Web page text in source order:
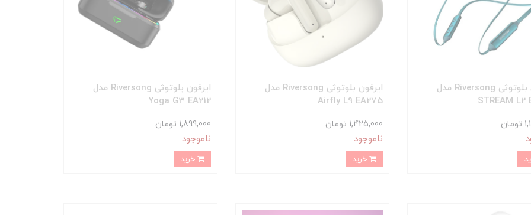
ایرفون بلوتوثی Riversong مدل
STREAM L2
ایرفون بلوتوثی Riversong مدل
Airfly L9 EA275
1,425,000 تومان
ناموجود
خرید
ایرفون بلوتوثی Riversong مدل
Yoga G3 EA212
1,899,000 تومان
ناموجود
خرید